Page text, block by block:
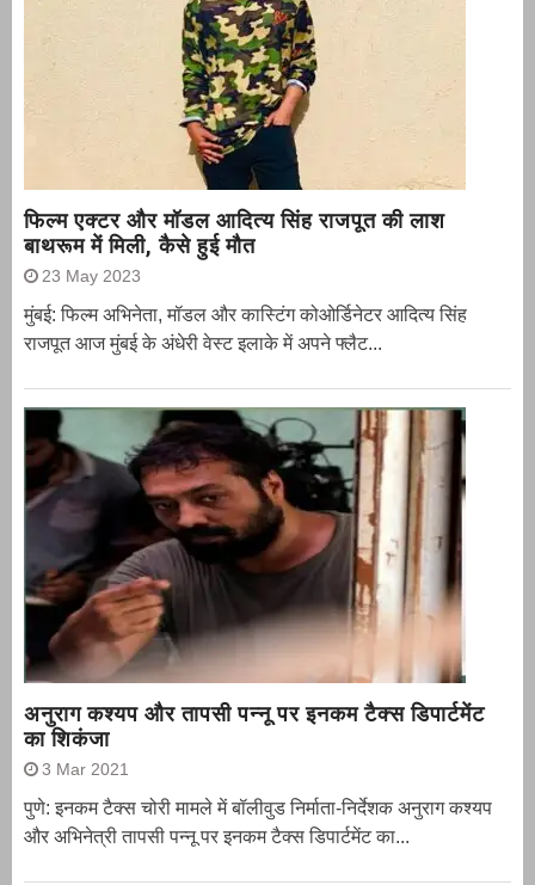
फिल्म एक्टर और मॉडल आदित्य सिंह राजपूत की लाश
बाथरूम में मिली, कैसे हुई मौत
23 May 2023
मुंबई: फिल्म अभिनेता, मॉडल और कास्टिंग कोओर्डिनेटर आदित्य सिंह
राजपूत आज मुंबई के अंधेरी वेस्ट इलाके में अपने फ्लैट...
अनुराग कश्यप और तापसी पन्नू पर इनकम टैक्स डिपार्टमेंट
का शिकंजा
3 Mar 2021
पुणे: इनकम टैक्स चोरी मामले में बॉलीवुड निर्माता-निर्देशक अनुराग कश्यप
और अभिनेत्री तापसी पन्नू पर इनकम टैक्स डिपार्टमेंट का...